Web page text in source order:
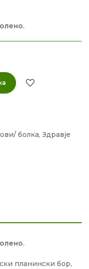
болка, Здравје
планински бор,